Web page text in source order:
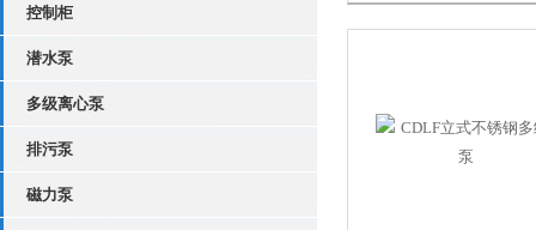
控制柜
潜水泵
多级离心泵
排污泵
磁力泵